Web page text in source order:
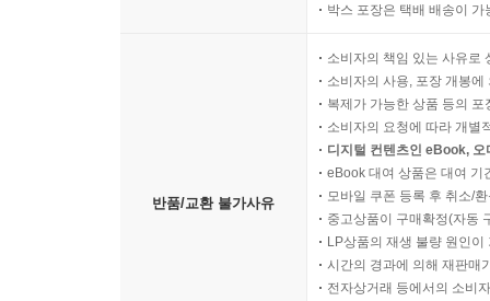
박스 포장은 택배 배송이
반품/교환 불가사유
소비자의 책임 있는 사유로
소비자의 사용, 포장 개봉
복제가 가능한 상품 등의
소비자의 요청에 따라 개별
디지털 컨텐츠인 eBook,
eBook 대여 상품은 대여 기
모바일 쿠폰 등록 후 취소/
중고상품이 구매확정(자동
LP상품의 재생 불량 원인
시간의 경과에 의해 재판매
전자상거래 등에서의 소비